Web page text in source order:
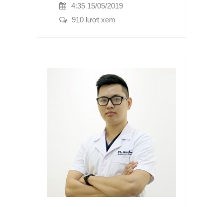
4:35 15/05/2019
910 lượt xem